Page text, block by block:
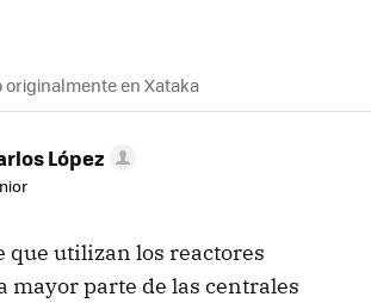
originalmente en Xataka
López
que utilizan los reactores
mayor parte de las centrales